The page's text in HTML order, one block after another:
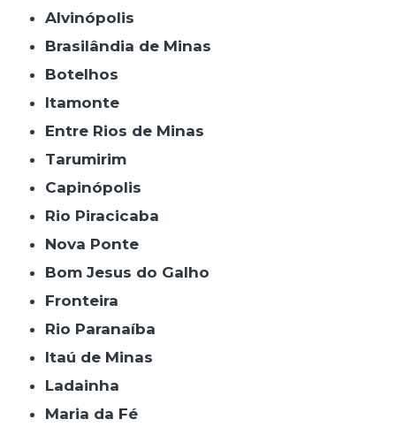
Alvinópolis
Brasilândia de Minas
Botelhos
Itamonte
Entre Rios de Minas
Tarumirim
Capinópolis
Rio Piracicaba
Nova Ponte
Bom Jesus do Galho
Fronteira
Rio Paranaíba
Itaú de Minas
Ladainha
Maria da Fé